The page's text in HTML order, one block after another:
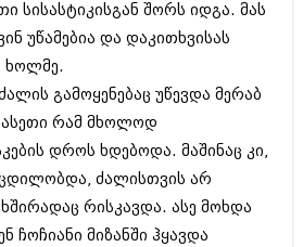
სისასტიკისგან შორს იდგა. მას
უწამებია და დაკითხვისას
ხოლმე.
გამოყენებაც უწევდა მერაბ
ასეთი რამ მხოლოდ
დროს ხდებოდა. მაშინაც კი,
ძალისთვის არ
რისკავდა. ასე მოხდა
ჩოჩიანი მიზანში ჰყავდა